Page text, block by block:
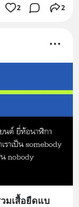
2 2
มเสื้อยืดแบ